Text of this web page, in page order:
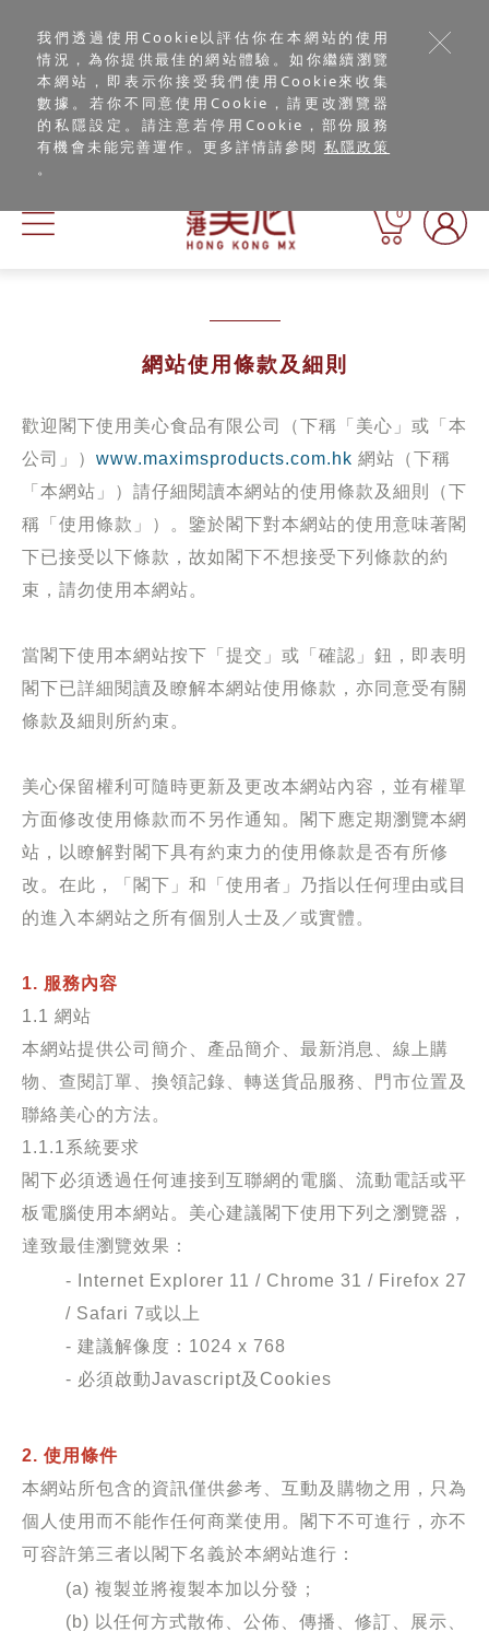
我們透過使用Cookie以評估你在本網站的使用
情況，為你提供最佳的網站體驗。如你繼續瀏覽
本網站，即表示你接受我們使用Cookie來收集
數據。若你不同意使用Cookie，請更改瀏覽器
的私隱設定。請注意若停用Cookie，部份服務
有機會未能完善運作。更多詳情請參閱 私隱政策
。
0
網站使用條款及細則
歡迎閣下使用美心食品有限公司（下稱「美心」或「本
公司」） www.maximsproducts.com.hk 網站（下稱
「本網站」）請仔細閱讀本網站的使用條款及細則（下
稱「使用條款」）。鑒於閣下對本網站的使用意味著閣
下已接受以下條款，故如閣下不想接受下列條款的約
束，請勿使用本網站。
當閣下使用本網站按下「提交」或「確認」鈕，即表明
閣下已詳細閱讀及瞭解本網站使用條款，亦同意受有關
條款及細則所約束。
美心保留權利可隨時更新及更改本網站內容，並有權單
方面修改使用條款而不另作通知。閣下應定期瀏覽本網
站，以瞭解對閣下具有約束力的使用條款是否有所修
改。在此，「閣下」和「使用者」乃指以任何理由或目
的進入本網站之所有個別人士及／或實體。
1. 服務內容
1.1 網站
本網站提供公司簡介、產品簡介、最新消息、線上購
物、查閱訂單、換領記錄、轉送貨品服務、門市位置及
聯絡美心的方法。
1.1.1系統要求
閣下必須透過任何連接到互聯網的電腦、流動電話或平
板電腦使用本網站。美心建議閣下使用下列之瀏覽器，
達致最佳瀏覽效果：
- Internet Explorer 11 / Chrome 31 / Firefox 27
/ Safari 7或以上
- 建議解像度：1024 x 768
- 必須啟動Javascript及Cookies
2. 使用條件
本網站所包含的資訊僅供參考、互動及購物之用，只為
個人使用而不能作任何商業使用。閣下不可進行，亦不
可容許第三者以閣下名義於本網站進行：
(a) 複製並將複製本加以分發；
(b) 以任何方式散佈、公佈、傳播、修訂、展示、